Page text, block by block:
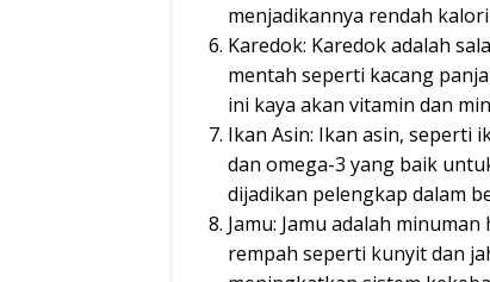
menjadikannya rendah
Karedok: Karedok adalah
mentah seperti kacang
ini kaya akan vitamin dan
Ikan Asin: Ikan asin, seperti
dan omega-3 yang baik
dijadikan pelengkap dalam
Jamu: Jamu adalah
rempah seperti kunyit dan